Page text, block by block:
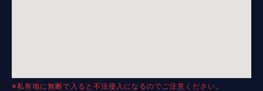
※私有地に無断で入ると不法侵入になるのでご注意ください。